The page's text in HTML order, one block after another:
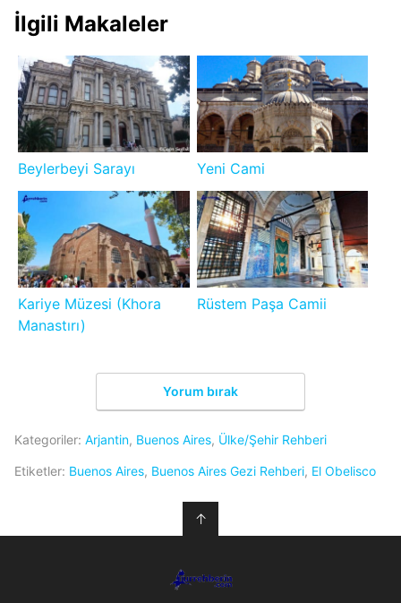
İlgili Makaleler
Beylerbeyi Sarayı Yeni Cami
Kariye Müzesi (Khora
Manastırı)
Rüstem Paşa Camii
Yorum bırak
Kategoriler: Arjantin, Buenos Aires, Ülke/Şehir Rehberi
Etiketler: Buenos Aires, Buenos Aires Gezi Rehberi, El Obelisco
↑